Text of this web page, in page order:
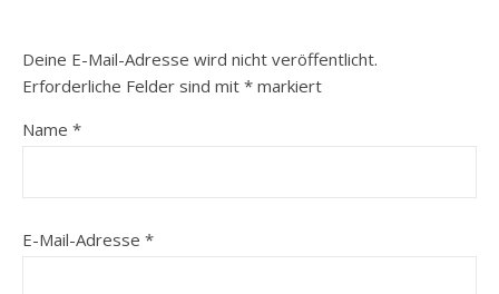
Deine E-Mail-Adresse wird nicht veröffentlicht.
Erforderliche Felder sind mit * markiert
Name *
E-Mail-Adresse *